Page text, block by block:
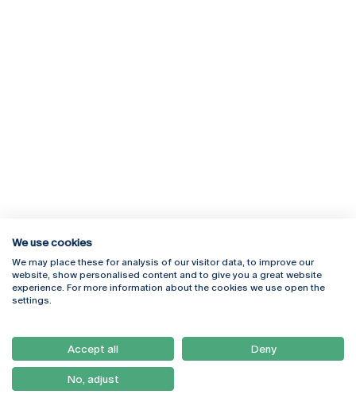
Rua Diogo Botelho 1327
4169-005 Porto
+351 226 196 240
Campus Online
Webmail
Como Chegar
Newsletter
We use cookies
We may place these for analysis of our visitor data, to improve our
website, show personalised content and to give you a great website
experience. For more information about the cookies we use open the
settings.
Accept all Deny
No, adjust